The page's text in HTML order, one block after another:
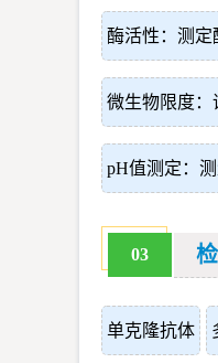
酶活性：测
微生物限度：
pH值测定：
03
单克隆抗体